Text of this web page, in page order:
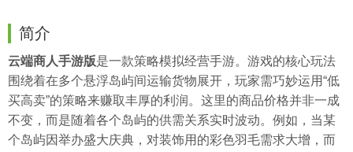
简介
云端商人手游版是一款策略模拟经营手游。游戏的核心玩法
围绕着在多个悬浮岛屿间运输货物展开，玩家需巧妙运用“低
买高卖”的策略来赚取丰厚的利润。这里的商品价格并非一成
不变，而是随着各个岛屿的供需关系实时波动。例如，当某
个岛屿因举办盛大庆典，对装饰用的彩色羽毛需求大增，而